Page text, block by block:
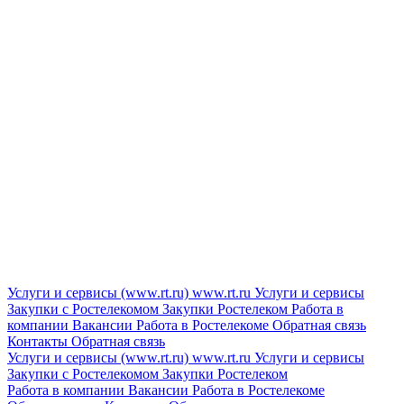
Услуги и сервисы (www.rt.ru) www.rt.ru Услуги и сервисы
Закупки с Ростелекомом Закупки Ростелеком Работа в
компании Вакансии Работа в Ростелекоме Обратная связь
Контакты Обратная связь
Услуги и сервисы (www.rt.ru) www.rt.ru Услуги и сервисы
Закупки с Ростелекомом Закупки Ростелеком
Работа в компании Вакансии Работа в Ростелекоме